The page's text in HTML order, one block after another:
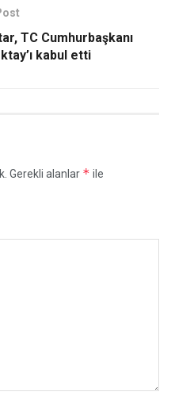
TC Cumhurbaşkanı
kabul etti
Gerekli alanlar * ile